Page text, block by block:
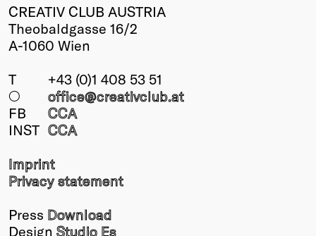
CREATIV CLUB AUSTRIA
Theobaldgasse 16/2
A-1060 Wien
T
+43 (0)1 408 53 51
○
office@creativclub.at
FB
CCA
INST CCA
Imprint
Privacy statement
Press Download
Design Studio Es